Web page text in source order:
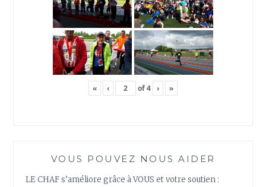
« ‹ of4 › »
VOUS POUVEZ NOUS AIDER
LE CHAF s’améliore grâce à VOUS et votre soutien :